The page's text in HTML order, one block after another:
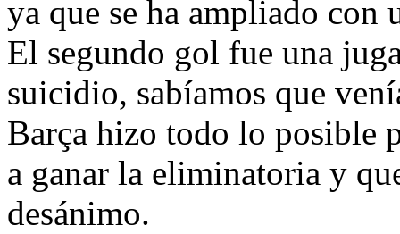
ya que se ha ampliado con
El segundo gol fue una
suicidio, sabíamos que
Barça hizo todo lo posible
a ganar la eliminatoria y
desánimo.